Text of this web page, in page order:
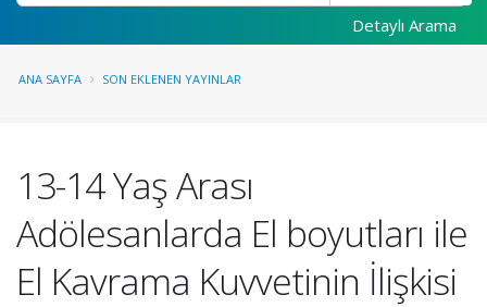
Detaylı Arama
ANA SAYFA SON EKLENEN YAYINLAR
13-14 Yaş Arası
Adölesanlarda El boyutları ile
El Kavrama Kuvvetinin İlişkisi